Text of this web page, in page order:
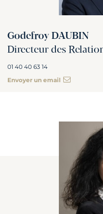
Godefroy DAUBIN
Directeur des
01 40 40 63 14
Envoyer un email